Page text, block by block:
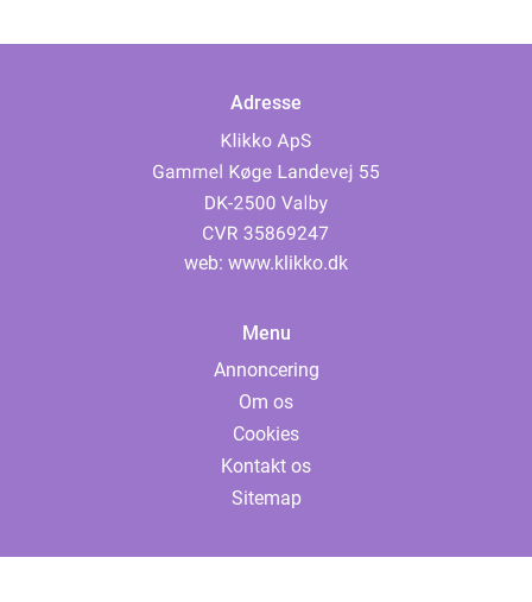
Adresse
web: www.klikko.dk
Menu
Annoncering
Om os
Cookies
Kontakt os
Sitemap